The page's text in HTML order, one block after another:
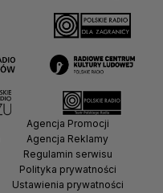
Agencja Promocji
Agencja Reklamy
Regulamin serwisu
Polityka prywatności
Ustawienia prywatności